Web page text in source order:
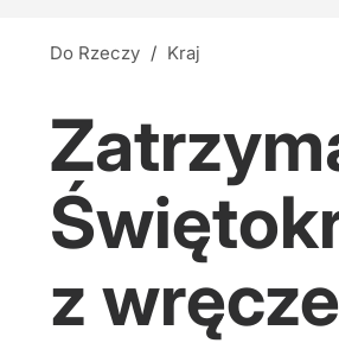
Do Rzeczy / Kraj
z